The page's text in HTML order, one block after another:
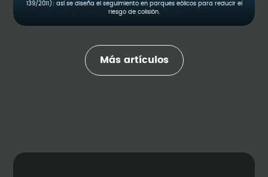
139/2011): así se diseña el seguimiento en parques eólicos para reducir el
riesgo de colisión.
Más artículos